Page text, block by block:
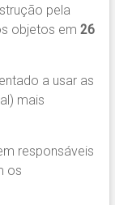
pela
objetos em 26
a usar as
mais
responsáveis
os